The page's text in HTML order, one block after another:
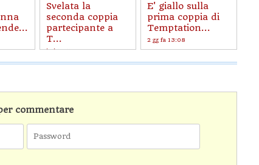
Svelata la
seconda coppia
partecipante a
T...
ieri 19:59
E' giallo sulla
prima coppia di
Temptation...
2 gg fa 13:08
commentare